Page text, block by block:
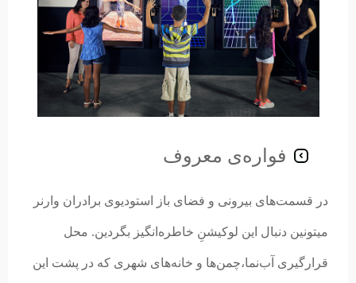
فواره‌ی معروف
در قسمت‌های بیرونی و فضای باز استودیو‌ی برادران وارنر
میتونین دنبال این لوکیشن‌ِ خاطره‌انگیز بگردین. محل
قرارگیری آب‌نما،چمن‌ها و خانه‌های شهری که در پشت این